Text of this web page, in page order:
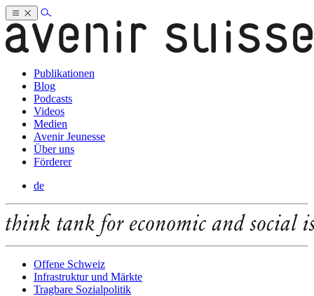
Publikationen
Blog
Podcasts
Videos
Medien
Avenir Jeunesse
Über uns
Förderer
de
Offene Schweiz
Infrastruktur und Märkte
Tragbare Sozialpolitik